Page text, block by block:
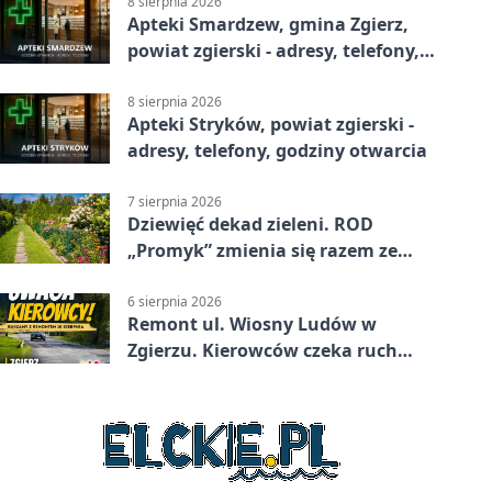
Apteki Smardzew, gmina Zgierz,
powiat zgierski - adresy, telefony,
8 sierpnia 2026
Apteki Stryków, powiat zgierski -
adresy, telefony, godziny otwarcia
7 sierpnia 2026
Dziewięć dekad zieleni. ROD
„Promyk” zmienia się razem ze
6 sierpnia 2026
Remont ul. Wiosny Ludów w
Zgierzu. Kierowców czeka ruch